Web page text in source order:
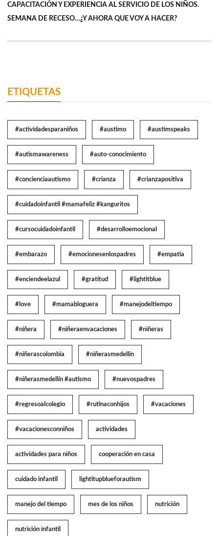
CAPACITACIÓN Y EXPERIENCIA AL SERVICIO DE LOS NIÑOS.
SEMANA DE RECESO…¿Y AHORA QUE VOY A HACER?
ETIQUETAS
#actividadesparaniños #austimo #austimspeaks
#autismawareness #auto-conocimiento
#concienciaautismo #crianza #crianzapositiva
#cuidadoinfantil #mamafeliz #kanguritos
#cursocuidadoinfantil #desarrolloemocional
#embarazo #emocionesenlospadres #empatía
#enciendeelazul #gratitud #lightitblue
#love #mamabloguera #manejodeltiempo
#niñera #niñeraenvacaciones #niñeras
#niñerascolombia #niñerasmedellin
#niñerasmedellín #autismo #nuevospadres
#regresoalcolegio #rutinaconhijos #vacaciones
#vacacionesconniños actividades
actividades para niños cooperación en casa
cuidado infantil lightitupblueforautism
manejo del tiempo mes de los niños nutrición
nutrición infantil